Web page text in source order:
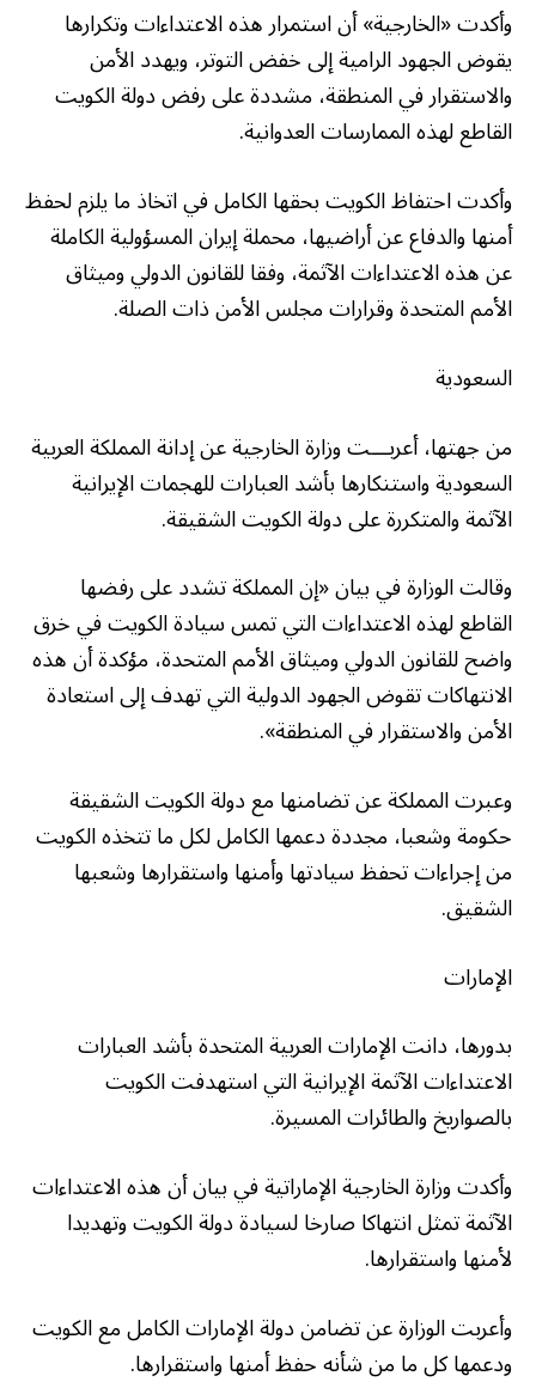
وأكدت «الخارجية» أن استمرار هذه الاعتداءات وتكرارها
يقوض الجهود الرامية إلى خفض التوتر، ويهدد الأمن
والاستقرار في المنطقة، مشددة على رفض دولة الكويت
القاطع لهذه الممارسات العدوانية.
وأكدت احتفاظ الكويت بحقها الكامل في اتخاذ ما يلزم لحفظ
أمنها والدفاع عن أراضيها، محملة إيران المسؤولية الكاملة
عن هذه الاعتداءات الآثمة، وفقا للقانون الدولي وميثاق
الأمم المتحدة وقرارات مجلس الأمن ذات الصلة.
السعودية
من جهتها، أعربـــت وزارة الخارجية عن إدانة المملكة العربية
السعودية واستنكارها بأشد العبارات للهجمات الإيرانية
الآثمة والمتكررة على دولة الكويت الشقيقة.
وقالت الوزارة في بيان «إن المملكة تشدد على رفضها
القاطع لهذه الاعتداءات التي تمس سيادة الكويت في خرق
واضح للقانون الدولي وميثاق الأمم المتحدة، مؤكدة أن هذه
الانتهاكات تقوض الجهود الدولية التي تهدف إلى استعادة
الأمن والاستقرار في المنطقة».
وعبرت المملكة عن تضامنها مع دولة الكويت الشقيقة
حكومة وشعبا، مجددة دعمها الكامل لكل ما تتخذه الكويت
من إجراءات تحفظ سيادتها وأمنها واستقرارها وشعبها
الشقيق.
الإمارات
بدورها، دانت الإمارات العربية المتحدة بأشد العبارات
الاعتداءات الآثمة الإيرانية التي استهدفت الكويت
بالصواريخ والطائرات المسيرة.
وأكدت وزارة الخارجية الإماراتية في بيان أن هذه الاعتداءات
الآثمة تمثل انتهاكا صارخا لسيادة دولة الكويت وتهديدا
لأمنها واستقرارها.
وأعربت الوزارة عن تضامن دولة الإمارات الكامل مع الكويت
ودعمها كل ما من شأنه حفظ أمنها واستقرارها.